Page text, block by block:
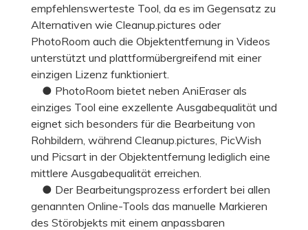
empfehlenswerteste Tool, da es im Gegensatz zu
Alternativen wie Cleanup.pictures oder
PhotoRoom auch die Objektentfernung in Videos
unterstützt und plattformübergreifend mit einer
einzigen Lizenz funktioniert.
● PhotoRoom bietet neben AniEraser als
einziges Tool eine exzellente Ausgabequalität und
eignet sich besonders für die Bearbeitung von
Rohbildern, während Cleanup.pictures, PicWish
und Picsart in der Objektentfernung lediglich eine
mittlere Ausgabequalität erreichen.
● Der Bearbeitungsprozess erfordert bei allen
genannten Online-Tools das manuelle Markieren
des Störobjekts mit einem anpassbaren